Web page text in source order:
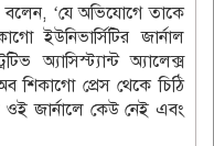
বলেন, ‘যে অভিযোগে তাকে
ইউনিভার্সিটির জার্নাল
অ্যাসিস্ট্যান্ট অ্যালেক্স
অব শিকাগো প্রেস থেকে চিঠি
ওই জার্নালে কেউ নেই এবং